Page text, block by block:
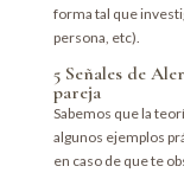
forma tal que
persona, etc).
5 Señales de
pareja
Sabemos que la
algunos ejemplos
en caso de que te